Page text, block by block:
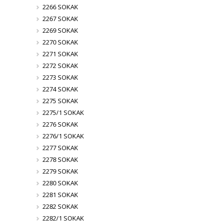
2266 SOKAK
2267 SOKAK
2269 SOKAK
2270 SOKAK
2271 SOKAK
2272 SOKAK
2273 SOKAK
2274 SOKAK
2275 SOKAK
2275/1 SOKAK
2276 SOKAK
2276/1 SOKAK
2277 SOKAK
2278 SOKAK
2279 SOKAK
2280 SOKAK
2281 SOKAK
2282 SOKAK
2282/1 SOKAK